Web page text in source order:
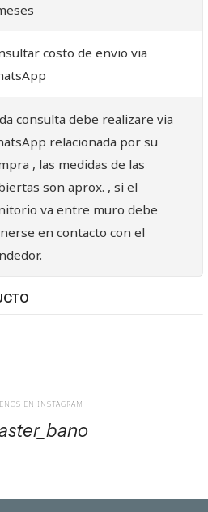
costo de envio via
consulta debe realizare via
relacionada por su
, las medidas de las
son aprox. , si el
va entre muro debe
en contacto con el
EN INSTAGRAM